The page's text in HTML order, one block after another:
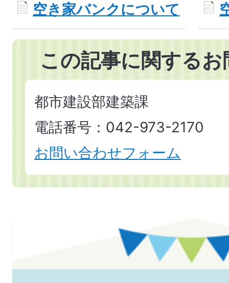
空き家バンクについて
この記事に関する
都市建設部建築課
電話番号：042-973-2170
お問い合わせフォーム